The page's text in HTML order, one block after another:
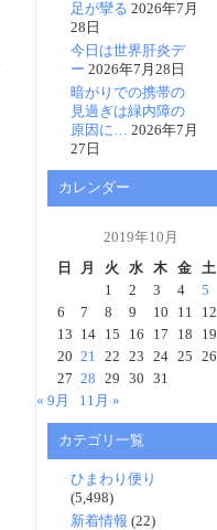
足が攣る 2026年7月
28日
今日は世界肝炎デ
ー 2026年7月28日
暗がりでの携帯の
見過ぎは緑内障の
原因に… 2026年7月
27日
カレンダー
2019年10月
日
月 火 水 木 金
土
1
2 3 4
5
6
7 8 9 10 11
12
13
14 15 16 17 18
19
20 21 22 23 24 25
26
27 28 29 30
31
« 9月
11月 »
カテゴリ一覧
ひまわり便り
(5,498)
新着情報 (22)